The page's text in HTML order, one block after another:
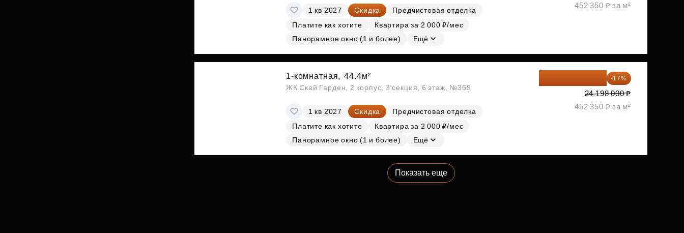
1 кв 2027 Скидка
Предчистовая отделка
Платите как хотите
Квартира за 2 000 ₽/мес
Панорамное окно (1 и более)
Ещё
452 350 ₽ за м²
1-комнатная, 44.4м²
ЖК Скай Гарден, 2 корпус, 3 секция, 6 этаж, №369
1 кв 2027 Скидка
Предчистовая отделка
Платите как хотите
Квартира за 2 000 ₽/мес
Панорамное окно (1 и более)
Ещё
-17%
24 198 000 ₽
452 350 ₽ за м²
Показать еще